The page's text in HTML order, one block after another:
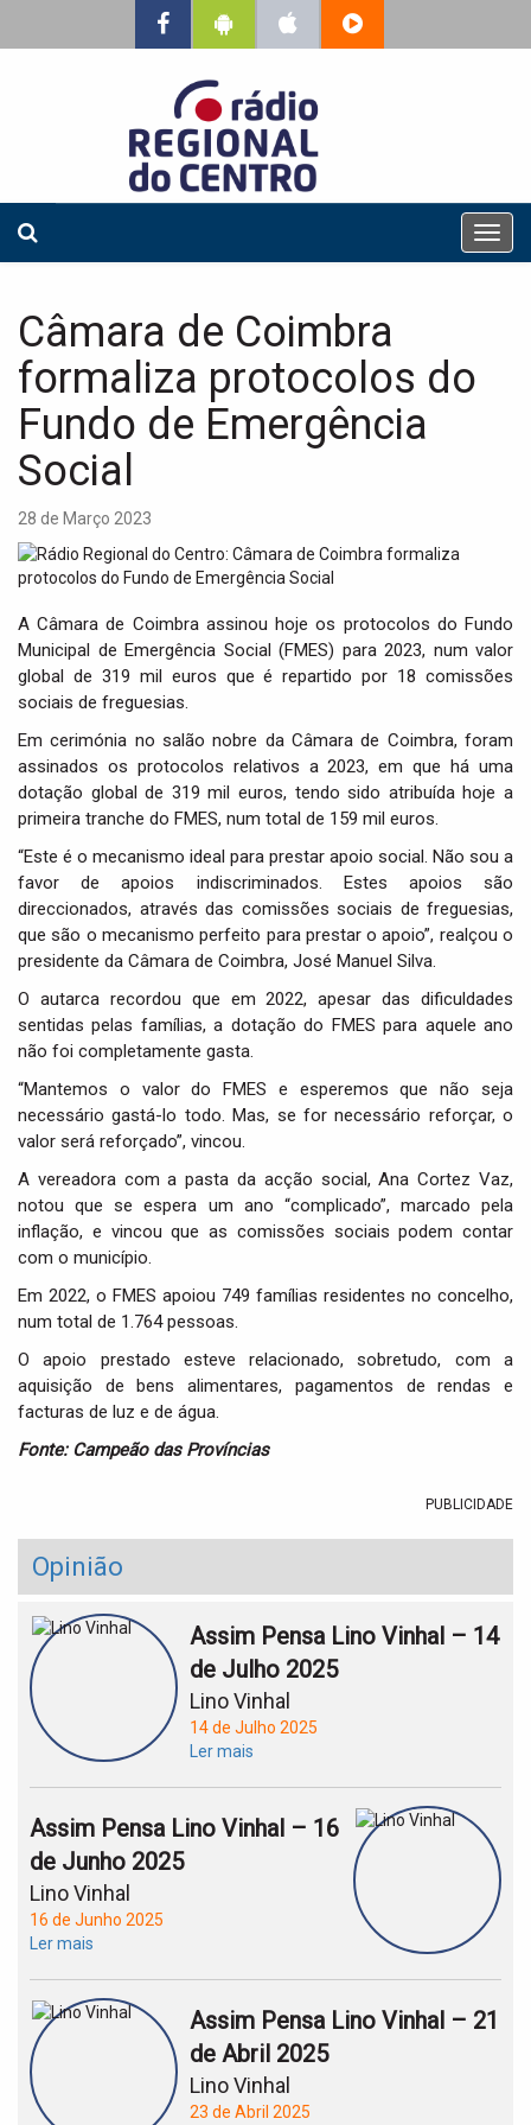
T
o
Câmara de Coimbra
formaliza protocolos do
Fundo de Emergência
Social
28 de Março 2023
A Câmara de Coimbra assinou hoje os protocolos do Fundo
Municipal de Emergência Social (FMES) para 2023, num valor
global de 319 mil euros que é repartido por 18 comissões
sociais de freguesias.
Em cerimónia no salão nobre da Câmara de Coimbra, foram
assinados os protocolos relativos a 2023, em que há uma
dotação global de 319 mil euros, tendo sido atribuída hoje a
primeira tranche do FMES, num total de 159 mil euros.
“Este é o mecanismo ideal para prestar apoio social. Não sou a
favor de apoios indiscriminados. Estes apoios são
direccionados, através das comissões sociais de freguesias,
que são o mecanismo perfeito para prestar o apoio”, realçou o
presidente da Câmara de Coimbra, José Manuel Silva.
O autarca recordou que em 2022, apesar das dificuldades
sentidas pelas famílias, a dotação do FMES para aquele ano
não foi completamente gasta.
“Mantemos o valor do FMES e esperemos que não seja
necessário gastá-lo todo. Mas, se for necessário reforçar, o
valor será reforçado”, vincou.
A vereadora com a pasta da acção social, Ana Cortez Vaz,
notou que se espera um ano “complicado”, marcado pela
inflação, e vincou que as comissões sociais podem contar
com o município.
Em 2022, o FMES apoiou 749 famílias residentes no concelho,
num total de 1.764 pessoas.
O apoio prestado esteve relacionado, sobretudo, com a
aquisição de bens alimentares, pagamentos de rendas e
facturas de luz e de água.
Fonte: Campeão das Províncias
PUBLICIDADE
Opinião
Assim Pensa Lino Vinhal – 14
de Julho 2025
Lino Vinhal
14 de Julho 2025
Ler mais
Assim Pensa Lino Vinhal – 16
de Junho 2025
Lino Vinhal
16 de Junho 2025
Ler mais
Assim Pensa Lino Vinhal – 21
de Abril 2025
Lino Vinhal
23 de Abril 2025